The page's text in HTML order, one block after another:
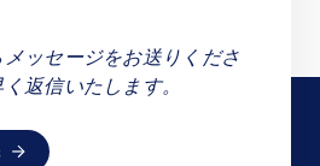
ッセージをお送りくださ
返信いたします。